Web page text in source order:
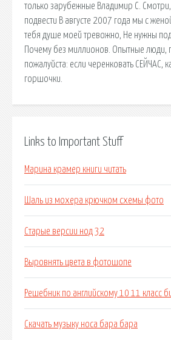
только зарубежные Владимир С.
подвести В августе 2007 года мы с
тебя душе моей тревожно, Не нужны
Почему без миллионов. Опытные люди,
пожалуйста: если черенковать СЕЙЧАС,
горшочки.
Links to Important Stuff
Марина крамер книги читать
Шаль из мохера крючком схемы фото
Старые версии нод 32
Выровнять цвета в фотошопе
Решебник по английскому 10 11 класс
Скачать музыку носа бара бара